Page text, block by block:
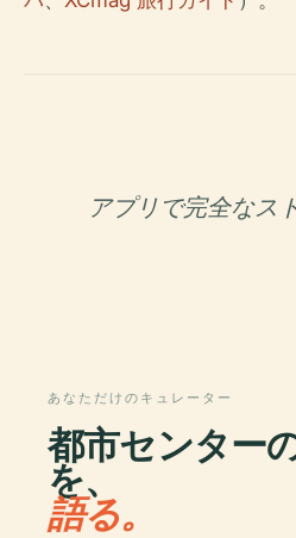
アプリで完全なス
あなただけのキュレーター
都市センター
を、
語る。